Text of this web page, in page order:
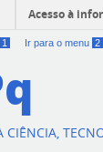
Acesso à
1 Ir para o menu 2
CIÊNCIA,